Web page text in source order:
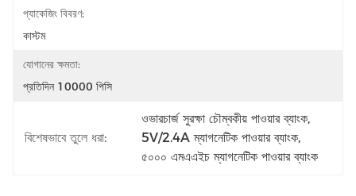
প্যাকেজিং বিবরণ:
কাস্টম
যোগানের ক্ষমতা:
প্রতিদিন 10000 পিসি
বিশেষভাবে তুলে ধরা:
ওভারচার্জ সুরক্ষা চৌম্বকীয় পাওয়ার ব্যাংক,
5V/2.4A ম্যাগনেটিক পাওয়ার ব্যাংক,
৫০০০ এমএএইচ ম্যাগনেটিক পাওয়ার ব্যাংক